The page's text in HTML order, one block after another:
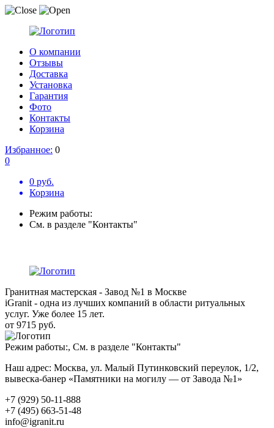
О компании
Отзывы
Доставка
Установка
Гарантия
Фото
Контакты
Корзина
Избранное: 0
0
0 руб.
Корзина
Режим работы:
См. в разделе "Контакты"
Гранитная мастерская - Завод №1 в Москве
iGranit - одна из лучших компаний в области ритуальных
услуг. Уже более 15 лет.
от 9715 руб.
Режим работы:, См. в разделе "Контакты"
Наш адрес: Москва, ул. Малый Путинковский переулок, 1/2,
вывеска-банер «Памятники на могилу — от Завода №1»
+7 (929) 50-11-888
+7 (495) 663-51-48
info@igranit.ru